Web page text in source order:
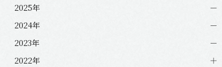
2025年
2024年
2023年
2022年